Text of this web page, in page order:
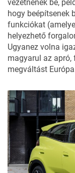
vezetnének be,
hogy beépítsenek
funkciókat
helyezhető
Ugyanez volna
magyarul az apró,
megváltást